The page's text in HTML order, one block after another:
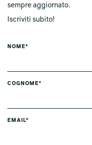
sempre aggiornato.
Iscriviti subito!
NOME*
COGNOME*
EMAIL*